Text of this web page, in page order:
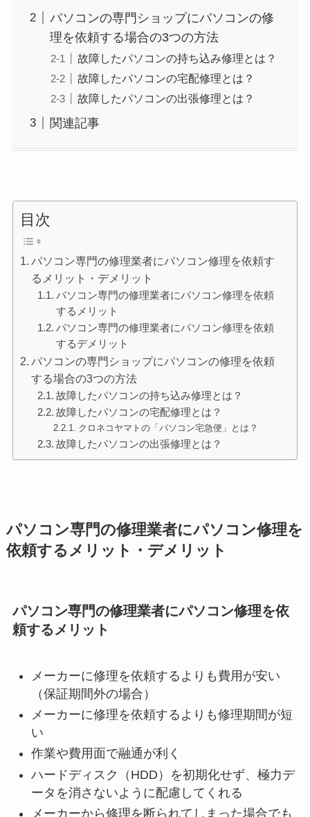
パソコンの専門ショップにパソコンの修
理を依頼する場合の3つの方法
故障したパソコンの持ち込み修理とは？
故障したパソコンの宅配修理とは？
故障したパソコンの出張修理とは？
関連記事
目次
パソコン専門の修理業者にパソコン修理を依頼す
るメリット・デメリット
パソコン専門の修理業者にパソコン修理を依頼
するメリット
パソコン専門の修理業者にパソコン修理を依頼
するデメリット
パソコンの専門ショップにパソコンの修理を依頼
する場合の3つの方法
故障したパソコンの持ち込み修理とは？
故障したパソコンの宅配修理とは？
クロネコヤマトの「パソコン宅急便」とは？
故障したパソコンの出張修理とは？
パソコン専門の修理業者にパソコン修理を
依頼するメリット・デメリット
パソコン専門の修理業者にパソコン修理を依
頼するメリット
メーカーに修理を依頼するよりも費用が安い
（保証期間外の場合）
メーカーに修理を依頼するよりも修理期間が短
い
作業や費用面で融通が利く
ハードディスク（HDD）を初期化せず、極力デ
ータを消さないように配慮してくれる
メーカーから修理を断られてしまった場合でも